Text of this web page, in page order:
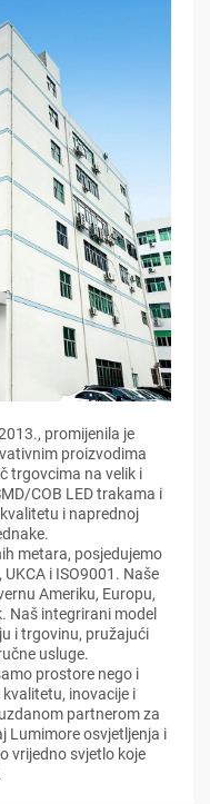
promijenila je
proizvodima
trgovcima na velik i
COB LED trakama i
i naprednoj
metara, posjedujemo
i ISO9001. Naše
Ameriku, Europu,
Naš integrirani model
i trgovinu, pružajući
usluge.
prostore nego i
inovacije i
partnerom za
Lumimore osvjetljenja i
vrijedno svjetlo koje